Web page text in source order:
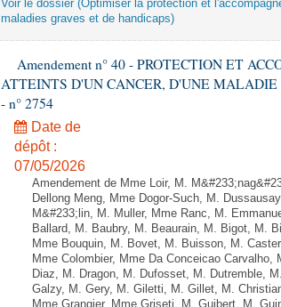
Voir le dossier (Optimiser la protection et
maladies graves et de handicaps)
Amendement n° 40 - PROTECTION ET
ATTEINTS D'UN CANCER, D'UNE MALADIE
- n° 2754
Date de
dépôt :
07/05/2026
Amendement de Mme Loir, M.
Dellong Meng, Mme Dogor-Such, M.
M&#233;lin, M. Muller, Mme Ranc, M.
Ballard, M. Baubry, M. Beaurain, M. Bigot, M.
Mme Bouquin, M. Bovet, M. Buisson, M.
Mme Colombier, Mme Da Conceicao
Diaz, M. Dragon, M. Dufosset, M. Dutremble,
Galzy, M. Gery, M. Giletti, M. Gillet, M.
Mme Grangier, Mme Griseti, M. Guibert, M.